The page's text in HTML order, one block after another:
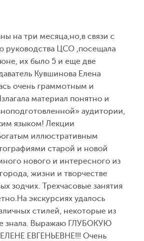
на три месяца,но,в связи с
руководства ЦСО ,посещала
их было 5 и еще две
Кувшинова Елена
очень граммотным и
материал понятно и
аудитории,
языком! Лекции
иллюстративным
старой и новой
нового и интересного из
жизни и творчестве
зодчих. Трехчасовые занятия
экскурсиях удалось
стилей, некоторые из
знала. Выражаю ГЛУБОКУЮ
ЕВГЕНЬЕВНЕ!!! Очень